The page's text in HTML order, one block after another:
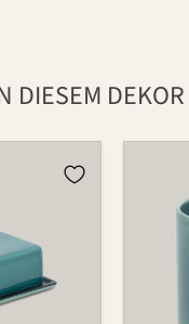
DIESEM DEKOR